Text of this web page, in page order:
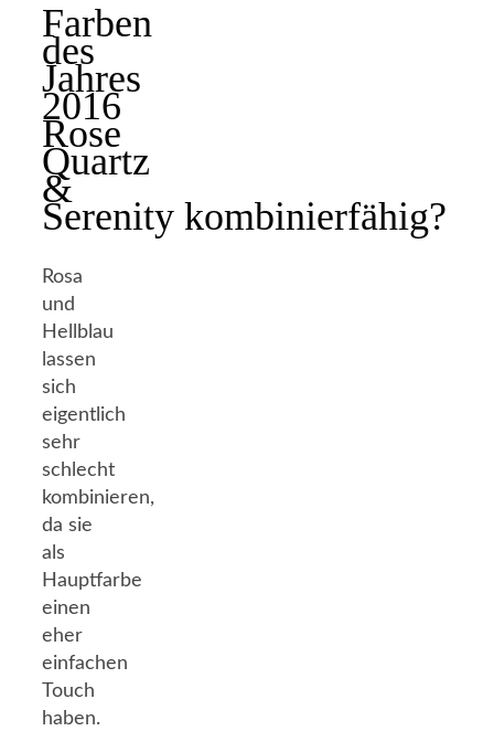
Farben
des
Jahres
2016
Rose
Quartz
&
Serenity kombinierfähig?
Rosa
und
Hellblau
lassen
sich
eigentlich
sehr
schlecht
kombinieren,
da sie
als
Hauptfarbe
einen
eher
einfachen
Touch
haben.